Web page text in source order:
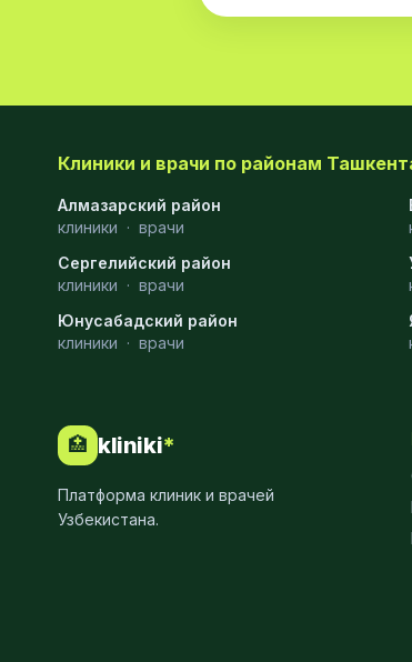
Клиники и врачи по районам
Алмазарский район
клиники · врачи
Сергелийский район
клиники · врачи
Юнусабадский район
клиники · врачи
🏥 kliniki*
Платформа клиник и врачей
Узбекистана.